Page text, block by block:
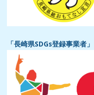
「長崎県SDGs登録事業者」